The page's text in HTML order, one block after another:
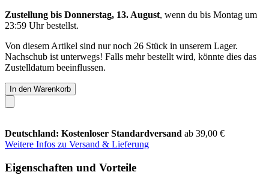
Zustellung bis Donnerstag, 13. August, wenn du bis Montag um
23:59 Uhrbestellst.
Von diesem Artikel sind nur noch 26 Stück in unserem Lager.
Nachschub ist unterwegs! Falls mehr bestellt wird, könnte dies das
Zustelldatum beeinflussen.
In den Warenkorb
Deutschland: Kostenloser Standardversand ab 39,00 €
Weitere Infos zu Versand & Lieferung
Eigenschaften und Vorteile